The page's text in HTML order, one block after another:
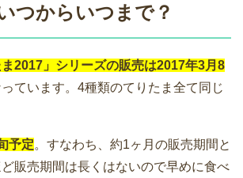
つからいつまで？
2017」シリーズの販売は2017年3月8
っています。4種類のてりたま全て同じ
予定。すなわち、約1ヶ月の販売期間と
販売期間は長くはないので早めに食べ